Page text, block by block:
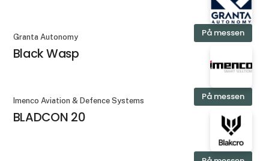
På messen
Granta Autonomy
Black Wasp
På messen
Imenco Aviation & Defence Systems
BLADCON 20